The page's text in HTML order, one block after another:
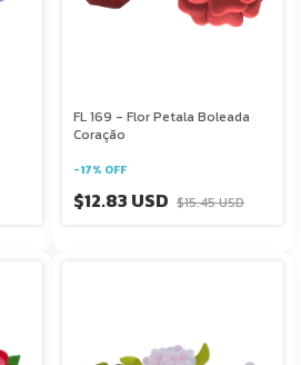
FL 169 - Flor Petala Boleada
Coração
-17% OFF
$12.83 USD $15.45 USD